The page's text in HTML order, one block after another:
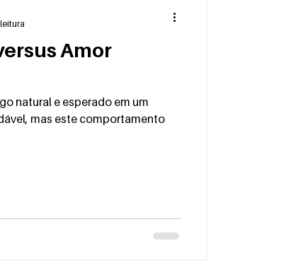
Amor
natural e esperado em um
mas este comportamento